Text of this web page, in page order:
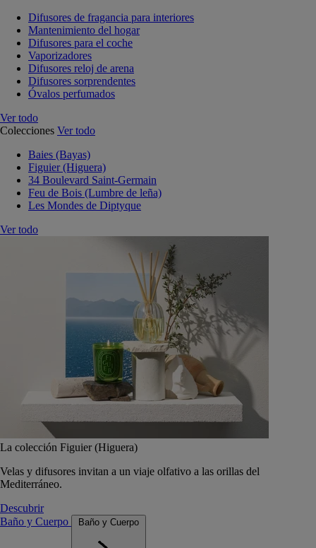
Difusores de fragancia para interiores
Mantenimiento del hogar
Difusores para el coche
Vaporizadores
Difusores reloj de arena
Difusores sorprendentes
Óvalos perfumados
Ver todo
Colecciones Ver todo
Baies (Bayas)
Figuier (Higuera)
34 Boulevard Saint-Germain
Feu de Bois (Lumbre de leña)
Les Mondes de Diptyque
Ver todo
La colección Figuier (Higuera)
Velas y difusores invitan a un viaje olfativo a las orillas del
Mediterráneo.
Descubrir
Baño y Cuerpo
Baño y Cuerpo